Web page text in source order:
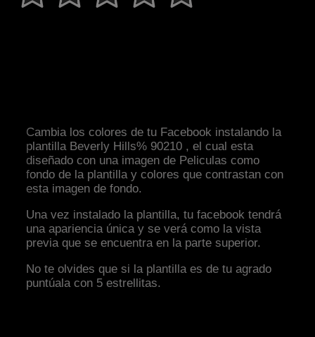
Cambia los colores de tu Facebook instalando la
plantilla Beverly Hills% 90210 , el cual esta
diseñado con una imagen de Peliculas como
fondo de la plantilla y colores que contrastan con
esta imagen de fondo.
Una vez instalado la plantilla, tu facebook tendrá
una apariencia única y se verá como la vista
previa que se encuentra en la parte superior.
No te olvides que si la plantilla es de tu agrado
puntúala con 5 estrellitas.